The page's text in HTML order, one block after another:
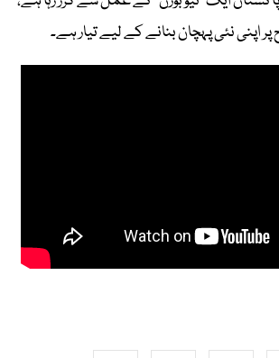
اپنی نئی پہچان بنانے کے لیے تیار ہے۔